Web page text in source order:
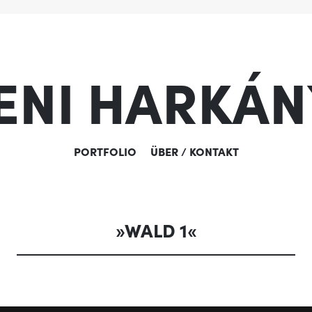
ZUM
PORTFOLIO ÜBER / KONTAKT
»WALD 1«